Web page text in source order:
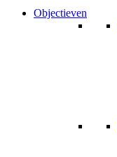
Objectieven